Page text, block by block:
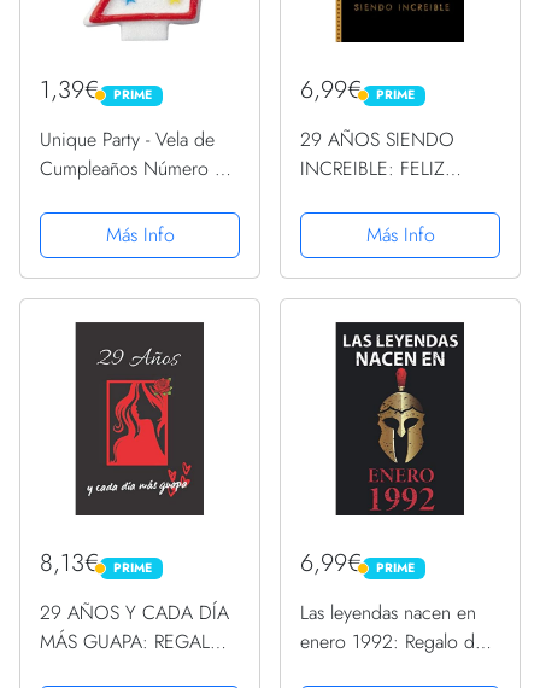
1,39€ PRIME
PRIME
Unique Party - Vela de
Cumpleaños Número 2
de Pastel de Feliz
Cumpleaños (37312)
Más Info
6,99€ PRIME
PRIME
29 AÑOS SIENDO
INCREIBLE: FELIZ
REGALO DE
CUMPLEAÑOS
ORIGINAL Y
CUADERNO DE
NOTAS, APUNTES,
AGENDA O USO
ESCOLAR
Más Info
8,13€ PRIME
PRIME
29 AÑOS Y CADA DÍA
MÁS GUAPA: REGALO
6,99€ PRIME
PRIME
Las leyendas nacen en
enero 1992: Regalo de